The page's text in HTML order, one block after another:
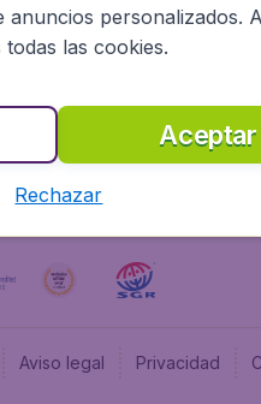
Aviso legal Privacidad
anuncios personalizados.
las cookies.
Aceptar
Rechazar